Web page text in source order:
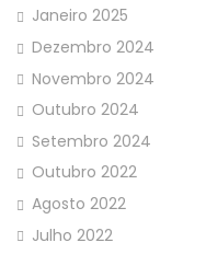
Janeiro 2025
Dezembro 2024
Novembro 2024
Outubro 2024
Setembro 2024
Outubro 2022
Agosto 2022
Julho 2022